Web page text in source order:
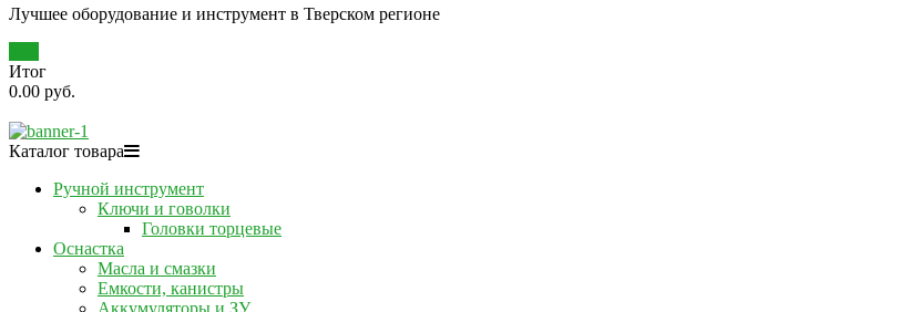
Лучшее оборудование и инструмент в Тверском регионе
Итог
0.00 руб.
Каталог товара
Ручной инструмент
Ключи и говолки
Головки торцевые
Оснастка
Масла и смазки
Емкости, канистры